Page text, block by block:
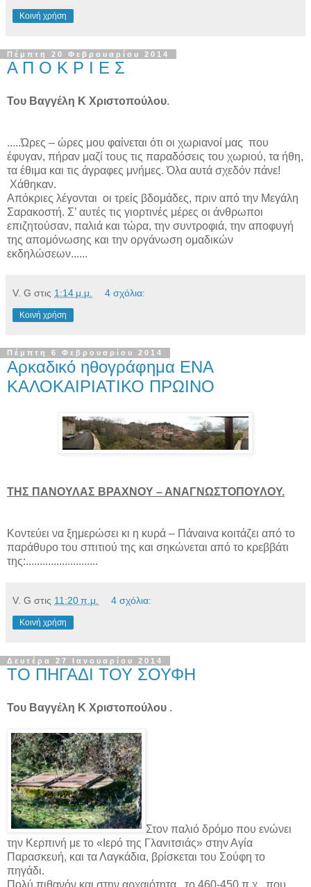
Κοινή χρήση
Πέμπτη 20 Φεβρουαρίου 2014
Α Π Ο Κ Ρ Ι Ε Σ
Του Βαγγέλη Κ Χριστοπούλου.
.....Ώρες – ώρες μου φαίνεται ότι οι χωριανοί μας που
έφυγαν, πήραν μαζί τους τις παραδόσεις του χωριού, τα ήθη,
τα έθιμα και τις άγραφες μνήμες. Όλα αυτά σχεδόν πάνε!
Χάθηκαν.
Απόκριες λέγονται οι τρείς βδομάδες, πριν από την Μεγάλη
Σαρακοστή. Σ’ αυτές τις γιορτινές μέρες οι άνθρωποι
επιζητούσαν, παλιά και τώρα, την συντροφιά, την αποφυγή
της απομόνωσης και την οργάνωση ομαδικών
εκδηλώσεων......
V. G στις 1:14 μ.μ. 4 σχόλια:
Κοινή χρήση
Πέμπτη 6 Φεβρουαρίου 2014
Αρκαδικό ηθογράφημα ΕΝΑ
ΚΑΛΟΚΑΙΡΙΑΤΙΚΟ ΠΡΩΙΝΟ
ΤΗΣ ΠΑΝΟΥΛΑΣ ΒΡΑΧΝΟΥ – ΑΝΑΓΝΩΣΤΟΠΟΥΛΟΥ.
Κοντεύει να ξημερώσει κι η κυρά – Πάναινα κοιτάζει από το
παράθυρο του σπιτιού της και σηκώνεται από το κρεββάτι
της:..........................
V. G στις 11:20 π.μ. 4 σχόλια:
Κοινή χρήση
Δευτέρα 27 Ιανουαρίου 2014
ΤΟ ΠΗΓΑΔΙ ΤΟΥ ΣΟΥΦΗ
Του Βαγγέλη Κ Χριστοπούλου .
Στον παλιό δρόμο που ενώνει
την Κερπινή με το «Ιερό της Γλανιτσιάς» στην Αγία
Παρασκευή, και τα Λαγκάδια, βρίσκεται του Σούφη το
πηγάδι.
Πολύ πιθανόν και στην αρχαιότητα , το 460-450 π.χ., που